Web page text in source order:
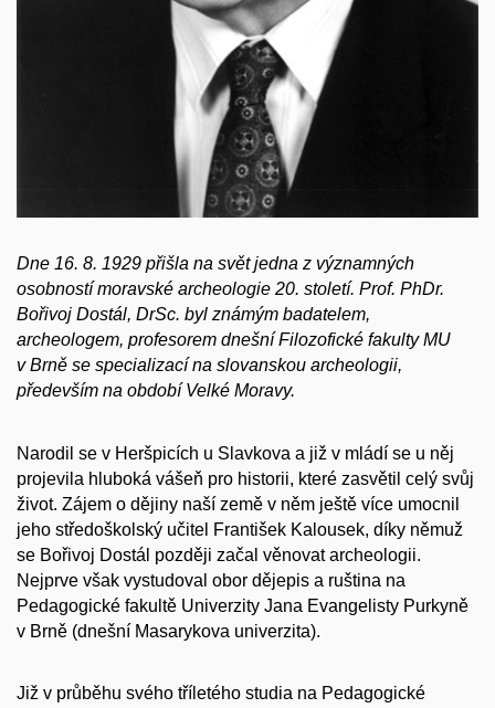
Dne 16. 8. 1929 přišla na svět jedna z významných
osobností moravské archeologie 20. století. Prof. PhDr.
Bořivoj Dostál, DrSc. byl známým badatelem,
archeologem, profesorem dnešní Filozofické fakulty MU
v Brně se specializací na slovanskou archeologii,
především na období Velké Moravy.
Narodil se v Heršpicích u Slavkova a již v mládí se u něj
projevila hluboká vášeň pro historii, které zasvětil celý svůj
život. Zájem o dějiny naší země v něm ještě více umocnil
jeho středoškolský učitel František Kalousek, díky němuž
se Bořivoj Dostál později začal věnovat archeologii.
Nejprve však vystudoval obor dějepis a ruština na
Pedagogické fakultě Univerzity Jana Evangelisty Purkyně
v Brně (dnešní Masarykova univerzita).
Již v průběhu svého tříletého studia na Pedagogické